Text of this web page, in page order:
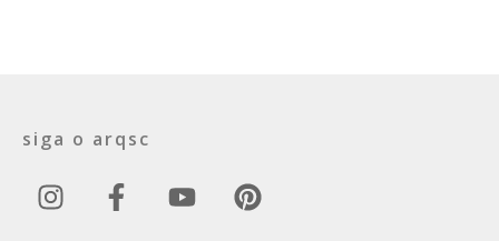
siga o arqsc